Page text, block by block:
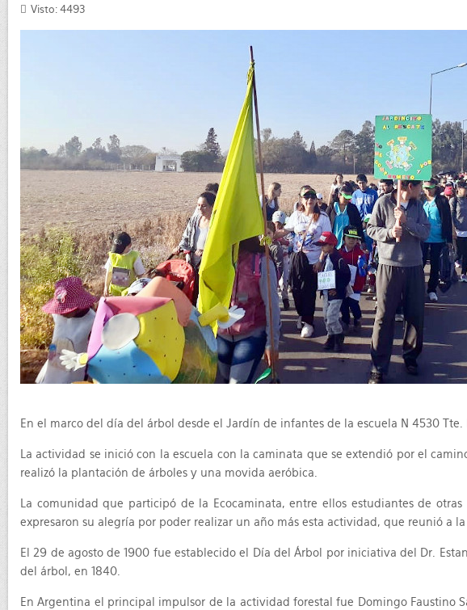
Visto: 4493
En el marco del día del árbol desde el Jardín de infantes de la escuela N 4530
La actividad se inició con la escuela con la caminata que se extendió por el
realizó la plantación de árboles y una movida aeróbica.
La comunidad que participó de la Ecocaminata, entre ellos estudiantes de
expresaron su alegría por poder realizar un año más esta actividad, que reunió a
El 29 de agosto de 1900 fue establecido el Día del Árbol por iniciativa del Dr.
del árbol, en 1840.
En Argentina el principal impulsor de la actividad forestal fue Domingo Faustino